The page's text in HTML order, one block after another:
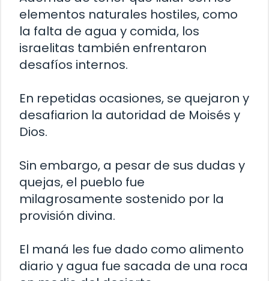
elementos naturales hostiles, como
la falta de agua y comida, los
israelitas también enfrentaron
desafíos internos.
En repetidas ocasiones, se quejaron y
desafiarion la autoridad de Moisés y
Dios.
Sin embargo, a pesar de sus dudas y
quejas, el pueblo fue
milagrosamente sostenido por la
provisión divina.
El maná les fue dado como alimento
diario y agua fue sacada de una roca